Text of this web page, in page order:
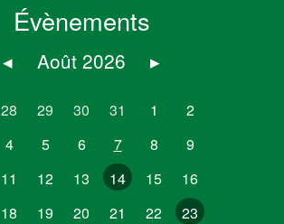
Évènements
◂ Août 2026 ▸
28 29 30 31 1
2
4 5 6 7 8
9
11 12 13 14 15
16
18 19 20 21 22
23